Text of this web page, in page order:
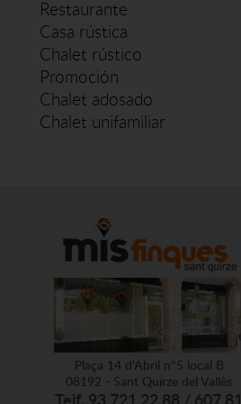
Restaurante
Casa rústica
Chalet rústico
Promoción
Chalet adosado
Chalet unifamiliar
Plaça 14 d'Abril nº5 local B
08192 - Sant Quirze del Vallès
Telf. 93 721 22 88 / 607 81